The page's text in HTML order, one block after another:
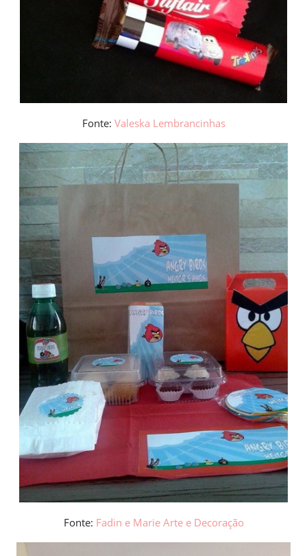
Fonte: Valeska Lembrancinhas
Fonte: Fadin e Marie Arte e Decoração